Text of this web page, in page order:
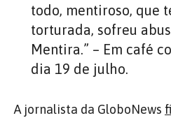
todo, mentiroso, que
torturada, sofreu
Mentira.” – Em café
dia 19 de julho.
A jornalista da GloboNews